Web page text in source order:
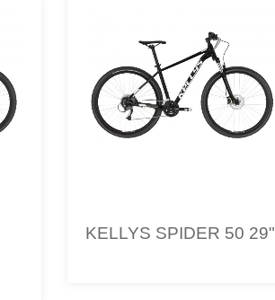
KELLYS SPIDER 50 29"